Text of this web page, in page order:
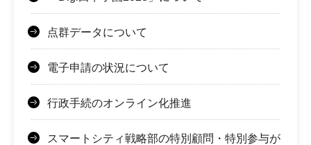
点群データについて
電子申請の状況について
行政手続のオンライン化推進
スマートシティ戦略部の特別顧問・特別参与が